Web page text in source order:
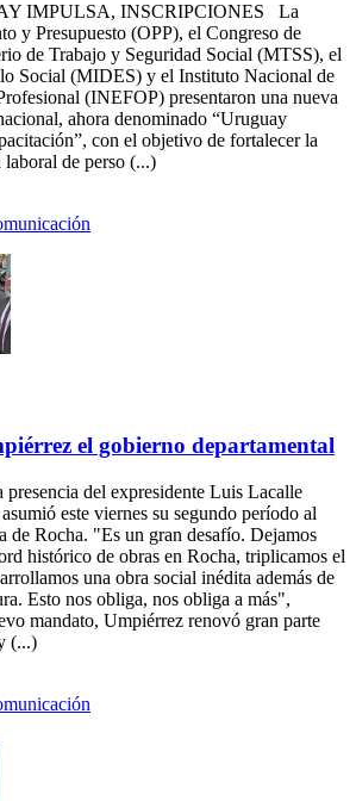
IMPULSA, INSCRIPCIONES La
y Presupuesto (OPP), el Congreso de
de Trabajo y Seguridad Social (MTSS), el
Social (MIDES) y el Instituto Nacional de
(INEFOP) presentaron una nueva
ahora denominado “Uruguay
con el objetivo de fortalecer la
de perso (...)
el gobierno departamental
del expresidente Luis Lacalle
este viernes su segundo período al
de Rocha. "Es un gran desafío. Dejamos
histórico de obras en Rocha, triplicamos el
una obra social inédita además de
Esto nos obliga, nos obliga a más",
mandato, Umpiérrez renovó gran parte
(...)